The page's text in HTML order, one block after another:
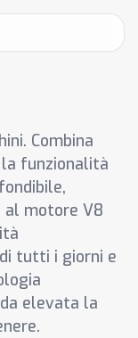
Combina
funzionalità
al motore V8
tutti i giorni e
elevata la